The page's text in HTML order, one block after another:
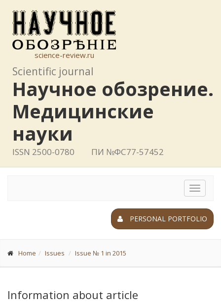
science-review.ru
Scientific journal
Научное обозрение.
Медицинские
науки
ISSN 2500-0780 ПИ №ФС77-57452
Toggle
PERSONAL PORTFOLIO
Home Issues Issue № 1 in 2015
Information about article